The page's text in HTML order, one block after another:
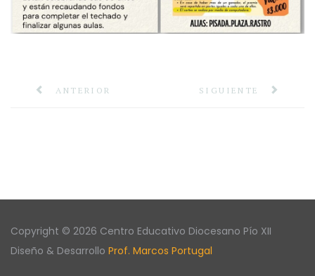
ANTERIOR SIGUIENTE
Copyright © 2026 Centro Educativo Diocesano Pío XII
Diseño & Desarrollo Prof. Marcos Portugal